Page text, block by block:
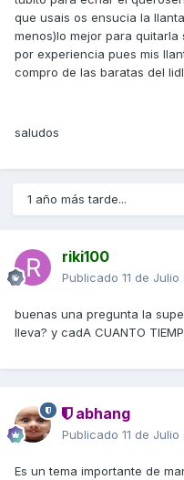
que usais os ensucia la
menos)lo mejor para
por experiencia pues mis
compro de las baratas del lidl
saludos
1 año más tarde...
riki100
Publicado 11 de Julio
buenas una pregunta la
lleva? y cadA CUANTO
abhang
Publicado 11 de Julio
Es un tema importante de